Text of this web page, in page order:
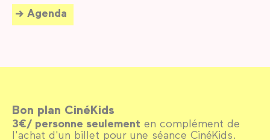
Agenda
Bon plan CinéKids
3€/ personne seulement en complément de
l'achat d'un billet pour une séance CinéKids.